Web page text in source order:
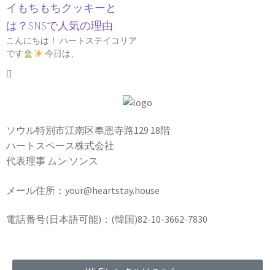
イもちもちクッキーと
は？SNSで人気の理由
こんにちは！ ハートステイコリア
です
今日は、
ソウル特別市江南区奉恩寺路129 18階
ハートスペース株式会社
代表理事 ムン·ソンス
メール住所：your@heartstay.house
電話番号(日本語可能)：(韓国)82-10-3662-7830